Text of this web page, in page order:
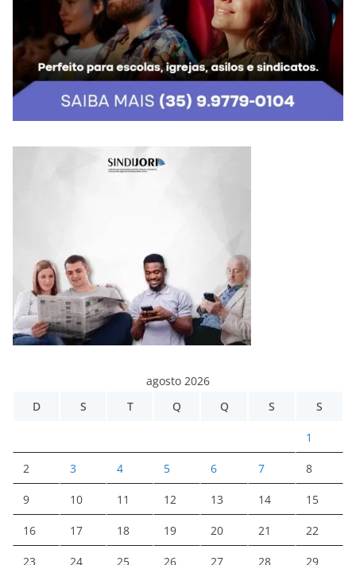
agosto 2026
D
S T Q Q S S
1
2 3 4 5 6 7 8
9 10 11 12 13 14 15
16 17 18 19 20 21 22
23 24 25 26 27 28 29